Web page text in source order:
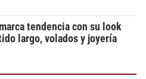
tendencia con su look
largo, volados y joyería